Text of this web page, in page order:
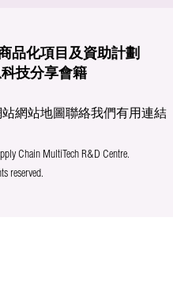
品化項目及資助計劃
科技分享會籍
站網站地圖聯絡我們有用連結
Chain MultiTech R&D Centre.
reserved.